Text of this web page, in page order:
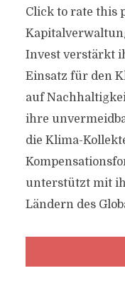
Click to rate this
Invest verstärkt
Einsatz für den
auf
ihre
die Klima-
unterstützt mit
Ländern des